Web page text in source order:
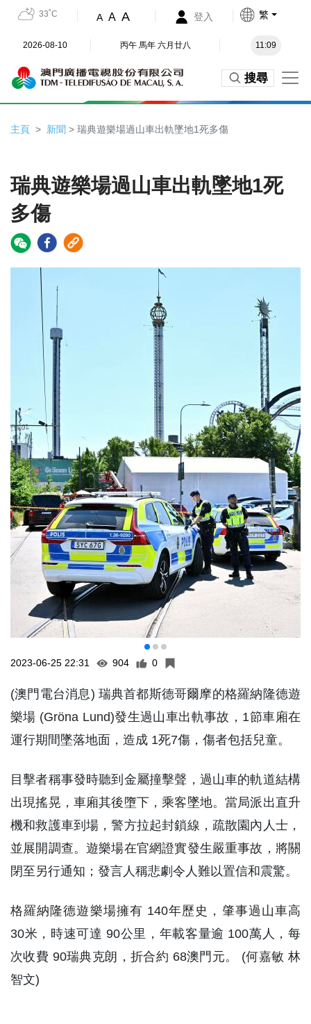
33˚C A A A 登入 繁
2026-08-10 丙午 馬年 六月廿八 11:09
搜尋
主頁 新聞 > 瑞典遊樂場過山車出軌墜地1死多傷
瑞典遊樂場過山車出軌墜地1死
多傷
2023-06-25 22:31 904 0
(澳門電台消息) 瑞典首都斯德哥爾摩的格羅納隆德遊
樂場 (Gröna Lund)發生過山車出軌事故，1節車廂在
運行期間墜落地面，造成 1死7傷，傷者包括兒童。
目擊者稱事發時聽到金屬撞擊聲，過山車的軌道結構
出現搖晃，車廂其後墮下，乘客墜地。當局派出直升
機和救護車到場，警方拉起封鎖線，疏散園內人士，
並展開調查。遊樂場在官網證實發生嚴重事故，將關
閉至另行通知；發言人稱悲劇令人難以置信和震驚。
格羅納隆德遊樂場擁有 140年歷史，肇事過山車高
30米，時速可達 90公里，年載客量逾 100萬人，每
次收費 90瑞典克朗，折合約 68澳門元。 (何嘉敏 林
智文)